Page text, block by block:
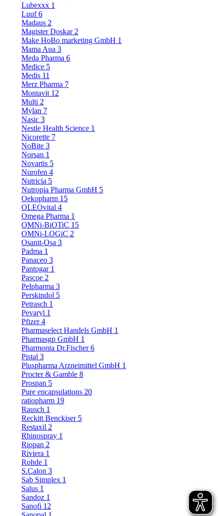
Lubexxx 1
Luuf6
Madaus 2
Magister Doskar 2
Make HoBo marketing GmbH 1
Mama Aua 3
Meda Pharma 6
Medice 5
Medis 11
Merz Pharma 7
Montavit 12
Multi 2
Mylan 7
Nasic 3
Nestle Health Science 1
Nicorette 7
NoBite 3
Norsan 1
Novartis 5
Nurofen 4
Nutricia 5
Nutropia Pharma GmbH 5
Oekopharm 15
OLEOvital 4
Omega Pharma 1
OMNi-BiOTiC 15
OMNi-LOGiC 2
Osanit-Osa 3
Padma 1
Panaceo 3
Pantogar 1
Pascoe 2
Pelpharma 3
Perskindol 5
Petrasch 1
Pevaryl 1
Pfizer4
Pharmaselect Handels GmbH 1
Pharmasgp GmbH 1
Pharmonta Dr.Fischer6
Pistal 3
Pluspharma Arzneimittel GmbH 1
Procter & Gamble 8
Prospan 5
Pure encapsulations 20
ratiopharm 19
Rausch 1
Reckitt Benckiser 5
Restaxil 2
Rhinospray 1
Riopan 2
Riviera 1
Rohde 1
S.Calon 3
Sab Simplex 1
Salus 1
Sandoz 1
Sanofi 12